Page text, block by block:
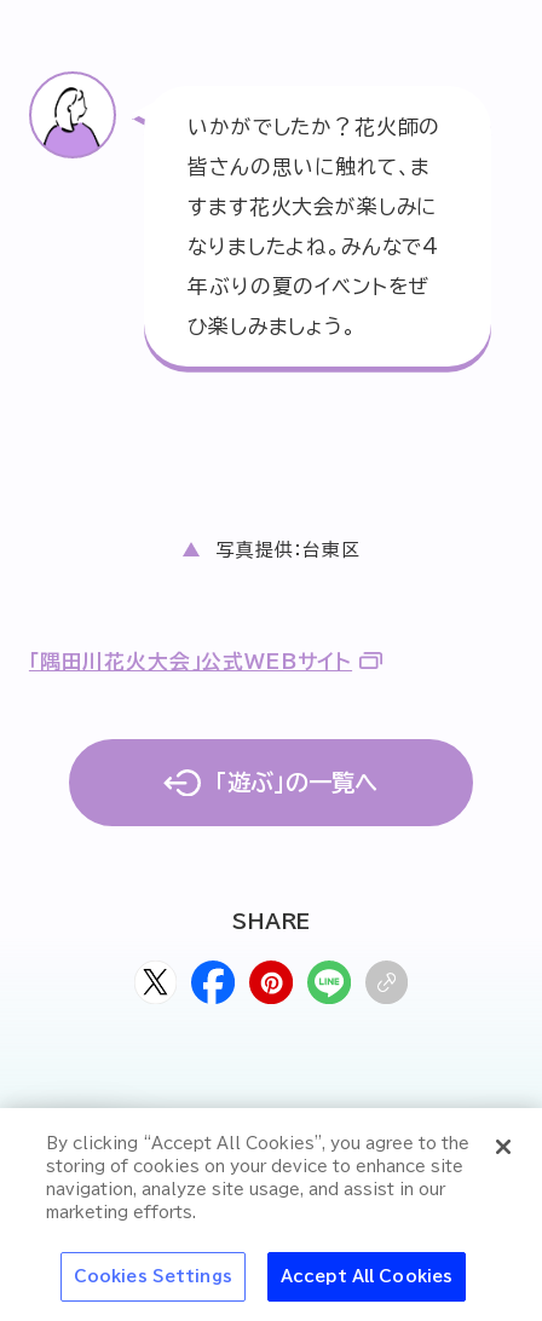
特集
“冷え”で夏はもっと
おいしくなる
キンキンの氷点下生
ビールを自宅でも楽
いかがでしたか？花火師の
皆さんの思いに触れて、ま
すます花火大会が楽しみに
なりましたよね。みんなで4
年ぶりの夏のイベントをぜ
ひ楽しみましょう。
写真提供：台東区
「隅田川花火大会」公式WEBサイト
「遊ぶ」の一覧へ
SHARE
注目 PICKUP
By clicking “Accept All Cookies”, you agree to the
storing of cookies on your device to enhance site
navigation, analyze site usage, and assist in our
marketing efforts.
Cookies Settings Accept All Cookies